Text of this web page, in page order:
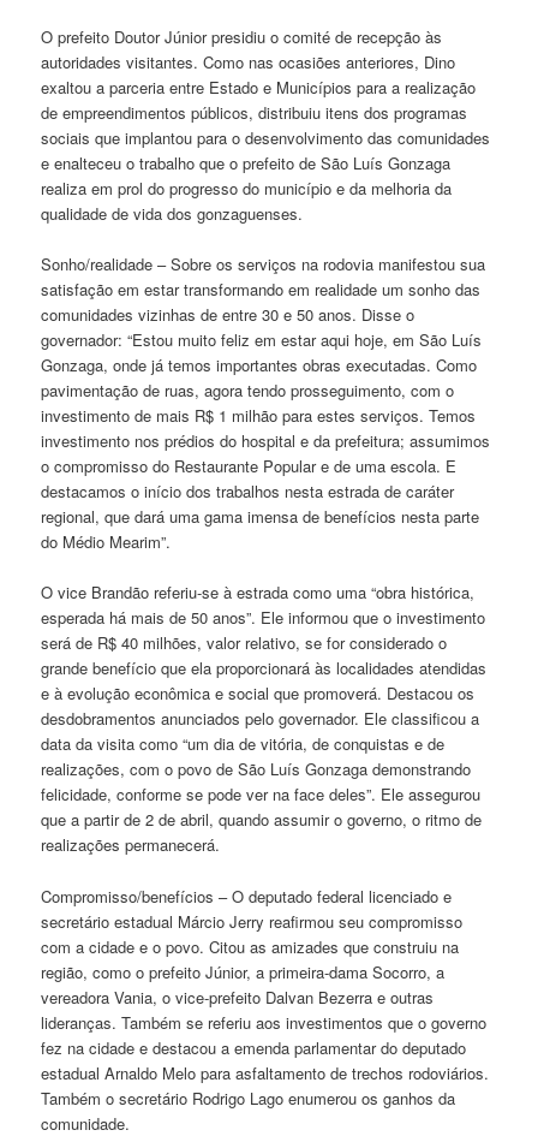
O prefeito Doutor Júnior presidiu o comité de recepção às
autoridades visitantes. Como nas ocasiões anteriores, Dino
exaltou a parceria entre Estado e Municípios para a realização
de empreendimentos públicos, distribuiu itens dos programas
sociais que implantou para o desenvolvimento das comunidades
e enalteceu o trabalho que o prefeito de São Luís Gonzaga
realiza em prol do progresso do município e da melhoria da
qualidade de vida dos gonzaguenses.
Sonho/realidade – Sobre os serviços na rodovia manifestou sua
satisfação em estar transformando em realidade um sonho das
comunidades vizinhas de entre 30 e 50 anos. Disse o
governador: “Estou muito feliz em estar aqui hoje, em São Luís
Gonzaga, onde já temos importantes obras executadas. Como
pavimentação de ruas, agora tendo prosseguimento, com o
investimento de mais R$ 1 milhão para estes serviços. Temos
investimento nos prédios do hospital e da prefeitura; assumimos
o compromisso do Restaurante Popular e de uma escola. E
destacamos o início dos trabalhos nesta estrada de caráter
regional, que dará uma gama imensa de benefícios nesta parte
do Médio Mearim”.
O vice Brandão referiu-se à estrada como uma “obra histórica,
esperada há mais de 50 anos”. Ele informou que o investimento
será de R$ 40 milhões, valor relativo, se for considerado o
grande benefício que ela proporcionará às localidades atendidas
e à evolução econômica e social que promoverá. Destacou os
desdobramentos anunciados pelo governador. Ele classificou a
data da visita como “um dia de vitória, de conquistas e de
realizações, com o povo de São Luís Gonzaga demonstrando
felicidade, conforme se pode ver na face deles”. Ele assegurou
que a partir de 2 de abril, quando assumir o governo, o ritmo de
realizações permanecerá.
Compromisso/benefícios – O deputado federal licenciado e
secretário estadual Márcio Jerry reafirmou seu compromisso
com a cidade e o povo. Citou as amizades que construiu na
região, como o prefeito Júnior, a primeira-dama Socorro, a
vereadora Vania, o vice-prefeito Dalvan Bezerra e outras
lideranças. Também se referiu aos investimentos que o governo
fez na cidade e destacou a emenda parlamentar do deputado
estadual Arnaldo Melo para asfaltamento de trechos rodoviários.
Também o secretário Rodrigo Lago enumerou os ganhos da
comunidade.